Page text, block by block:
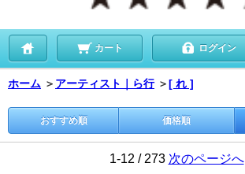
カート ログイン
ホーム ＞ アーティスト｜ら行 ＞[ れ ]
おすすめ順 価格順
1-12 / 273 次のページへ